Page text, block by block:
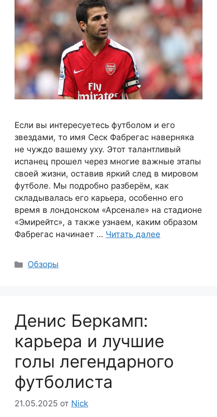
Если вы интересуетесь футболом и его
звездами, то имя Сеск Фабрегас наверняка
не чуждо вашему уху. Этот талантливый
испанец прошел через многие важные этапы
своей жизни, оставив яркий след в мировом
футболе. Мы подробно разберём, как
складывалась его карьера, особенно его
время в лондонском «Арсенале» на стадионе
«Эмирейтс», а также узнаем, каким образом
Фабрегас начинает … Читать далее
Рубрики
Обзоры
Денис Беркамп:
карьера и лучшие
голы легендарного
футболиста
21.05.2025 от Nick